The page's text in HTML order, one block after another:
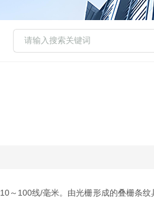
～100线/毫米。由光栅形成的叠栅条